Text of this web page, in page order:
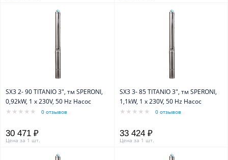
SX3 2- 90 TITANIO 3", тм SPERONI,
0,92kW, 1 х 230V, 50 Hz Насос
0 отзывов
30 471 ₽
Цена за 1 шт.
SX3 3- 85 TITANIO 3", тм SPERONI,
1,1kW, 1 х 230V, 50 Hz Насос
0 отзывов
33 424 ₽
Цена за 1 шт.